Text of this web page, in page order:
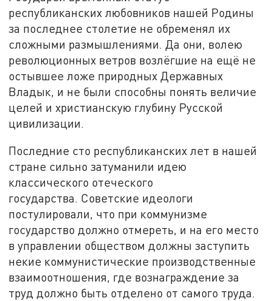
республиканских любовников нашей Родины
за последнее столетие не обременял их
сложными размышлениями. Да они, волею
революционных ветров возлёгшие на ещё не
остывшее ложе природных Державных
Владык, и не были способны понять величие
целей и христианскую глубину Русской
цивилизации.
Последние сто республиканских лет в нашей
стране сильно затуманили идею
классического отеческого
государства. Советские идеологи
постулировали, что при коммунизме
государство должно отмереть, и на его место
в управлении обществом должны заступить
некие коммунистические производственные
взаимоотношения, где вознаграждение за
труд должно быть отделено от самого труда.